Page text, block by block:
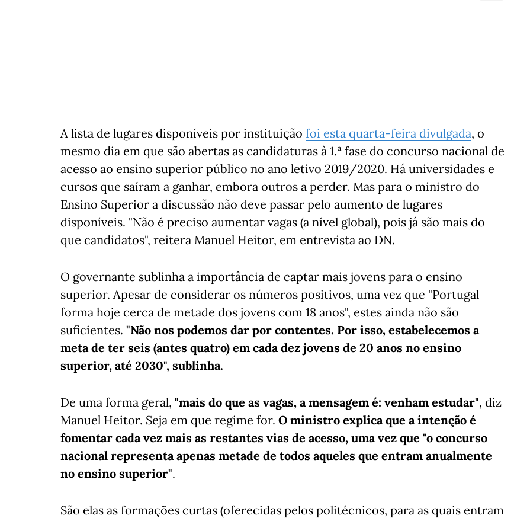
A lista de lugares disponíveis por instituição foi esta quarta-feira divulgada, o
mesmo dia em que são abertas as candidaturas à 1.ª fase do concurso nacional de
acesso ao ensino superior público no ano letivo 2019/2020. Há universidades e
cursos que saíram a ganhar, embora outros a perder. Mas para o ministro do
Ensino Superior a discussão não deve passar pelo aumento de lugares
disponíveis. "Não é preciso aumentar vagas (a nível global), pois já são mais do
que candidatos", reitera Manuel Heitor, em entrevista ao DN.
O governante sublinha a importância de captar mais jovens para o ensino
superior. Apesar de considerar os números positivos, uma vez que "Portugal
forma hoje cerca de metade dos jovens com 18 anos", estes ainda não são
suficientes. "Não nos podemos dar por contentes. Por isso, estabelecemos a
meta de ter seis (antes quatro) em cada dez jovens de 20 anos no ensino
superior, até 2030", sublinha.
De uma forma geral, "mais do que as vagas, a mensagem é: venham estudar", diz
Manuel Heitor. Seja em que regime for. O ministro explica que a intenção é
fomentar cada vez mais as restantes vias de acesso, uma vez que "o concurso
nacional representa apenas metade de todos aqueles que entram anualmente
no ensino superior".
São elas as formações curtas (oferecidas pelos politécnicos, para as quais entram